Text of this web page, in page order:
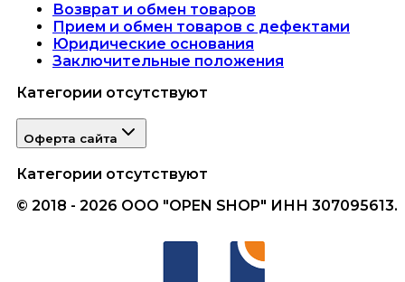
Возврат и обмен товаров
Прием и обмен товаров с дефектами
Юридические основания
Заключительные положения
Категории отсутствуют
Оферта сайта
Категории отсутствуют
© 2018 - 2026 ООО "OPEN SHOP" ИНН 307095613.